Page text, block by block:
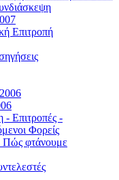
Επιτροπή
Επιτροπές -
Φορείς
φτάνουμε